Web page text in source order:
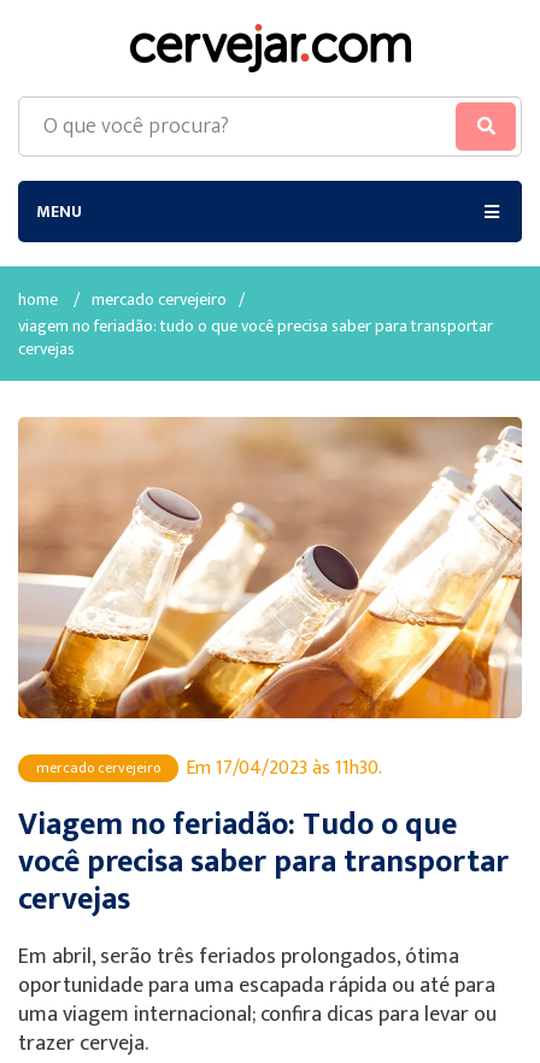
MENU
home / mercado cervejeiro /
viagem no feriadão: tudo o que você precisa saber para transportar
cervejas
mercado cervejeiro Em 17/04/2023 às 11h30.
Viagem no feriadão: Tudo o que
você precisa saber para transportar
cervejas
Em abril, serão três feriados prolongados, ótima
oportunidade para uma escapada rápida ou até para
uma viagem internacional; confira dicas para levar ou
trazer cerveja.